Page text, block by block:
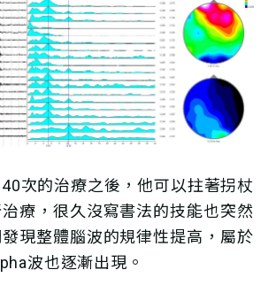
次的治療之後，他可以拄著拐杖
療，很久沒寫書法的技能也突然
現整體腦波的規律性提高，屬於
波也逐漸出現。